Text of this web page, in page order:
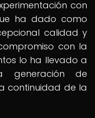
con
ha dado como
calidad y
con la
lo ha llevado a
generación de
continuidad de la